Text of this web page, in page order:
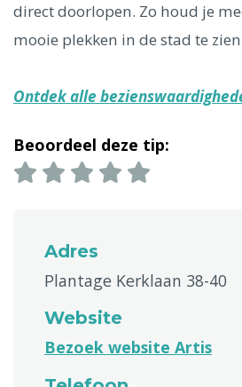
direct doorlopen. Zo houd je
mooie plekken in de stad te
Ontdek alle
Beoordeel deze tip:
Adres
Plantage Kerklaan 38-40
Website
Bezoek website Artis